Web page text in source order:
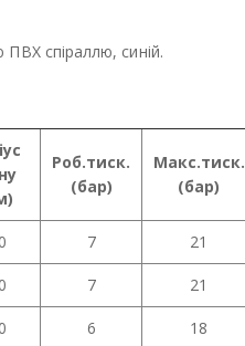
ПВХ спіраллю, синій.
Роб.тиск.
(бар)
Макс.тиск.
(бар)
7 21
7 21
6 18